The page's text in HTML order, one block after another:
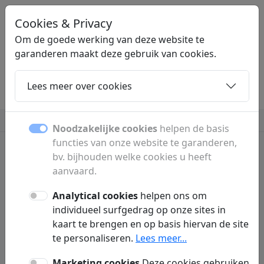
LINKZOEKEN.BE
Home Dochters Contact
Privacybeleid
Linkzoeken.be ( 'we', 'wij', 'ons', 'onze', 'onze website') respecteert en
beveiligt uw persoonlijke levenssfeer. Wij doen dan ook al het mogelijke
om uw ervaring op onze website zo gebruiksvriendelijk en veilig mogelijk
te laten verlopen. Zoals de GDPR wetgeving ons verplicht doen wij aan
dataminimalisatie. Dit betekent dat wij de persoonlijke gegevens die wij
verwerken zo beperkt mogelijk houden en u, als bezoeker of klant, enkel
Cookies & Privacy
Om de goede werking van deze website te
garanderen maakt deze gebruik van cookies.
Lees meer over cookies
Noodzakelijke cookies helpen de basis
functies van onze website te garanderen,
bv. bijhouden welke cookies u heeft
aanvaard.
Analytical cookies helpen ons om
individueel surfgedrag op onze sites in
kaart te brengen en op basis hiervan de site
te personaliseren. Lees meer...